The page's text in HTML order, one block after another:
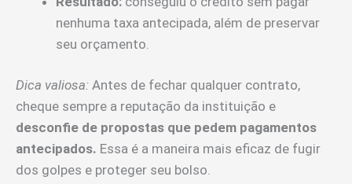
nenhuma taxa antecipada, além de preservar
seu orçamento.
Dica valiosa: Antes de fechar qualquer contrato,
cheque sempre a reputação da instituição e
desconfie de propostas que pedem pagamentos
antecipados. Essa é a maneira mais eficaz de fugir
dos golpes e proteger seu bolso.